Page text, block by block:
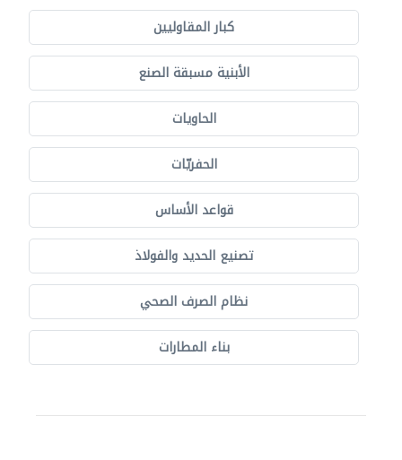
كبار المقاوليين
الأبنية مسبقة الصنع
الحاويات
الحفريّات
قواعد الأساس
تصنيع الحديد والفولاذ
نظام الصرف الصحي
بناء المطارات